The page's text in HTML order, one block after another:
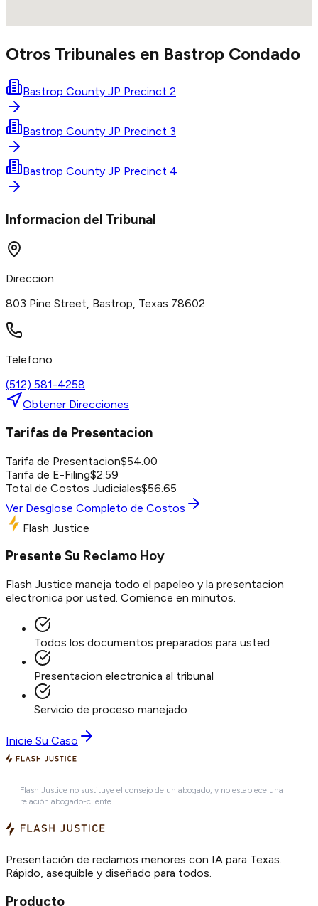
Otros Tribunales en Bastrop Condado
Bastrop County JP Precinct 2
Bastrop County JP Precinct 3
Bastrop County JP Precinct 4
Informacion del Tribunal
Direccion
803 Pine Street, Bastrop, Texas 78602
Telefono
(512) 581-4258
Obtener Direcciones
Tarifas de Presentacion
Tarifa de Presentacion$54.00
Tarifa de E-Filing$2.59
Total de Costos Judiciales$56.65
Ver Desglose Completo de Costos
Flash Justice
Presente Su Reclamo Hoy
Flash Justice maneja todo el papeleo y la presentacion
electronica por usted. Comience en minutos.
Todos los documentos preparados para usted
Presentacion electronica al tribunal
Servicio de proceso manejado
Inicie Su Caso
Flash Justice no sustituye el consejo de un abogado, y no establece una
relación abogado-cliente.
Presentación de reclamos menores con IA para Texas.
Rápido, asequible y diseñado para todos.
Producto